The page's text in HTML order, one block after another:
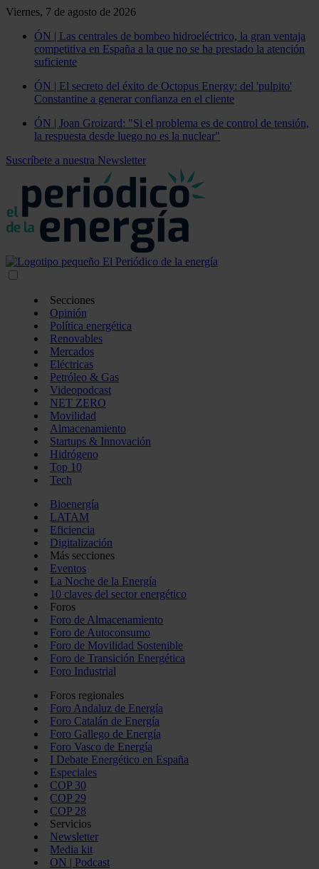
Viernes, 7 de agosto de 2026
ÓN | Las centrales de bombeo hidroeléctrico, la gran ventaja
competitiva en España a la que no se ha prestado la atención
suficiente
ÓN | El secreto del éxito de Octopus Energy: del 'pulpito'
Constantine a generar confianza en el cliente
ÓN | Joan Groizard: "Si el problema es de control de tensión,
la respuesta desde luego no es la nuclear"
Suscríbete a nuestra Newsletter
Secciones
Opinión
Política energética
Renovables
Mercados
Eléctricas
Petróleo & Gas
Videopodcast
NET ZERO
Movilidad
Almacenamiento
Startups & Innovación
Hidrógeno
Top 10
Tech
Bioenergía
LATAM
Eficiencia
Digitalización
Más secciones
Eventos
La Noche de la Energía
10 claves del sector energético
Foros
Foro de Almacenamiento
Foro de Autoconsumo
Foro de Movilidad Sostenible
Foro de Transición Energética
Foro Industrial
Foros regionales
Foro Andaluz de Energía
Foro Catalán de Energía
Foro Gallego de Energía
Foro Vasco de Energía
I Debate Energético en España
Especiales
COP 30
COP 29
COP 28
Servicios
Newsletter
Media kit
ON | Podcast